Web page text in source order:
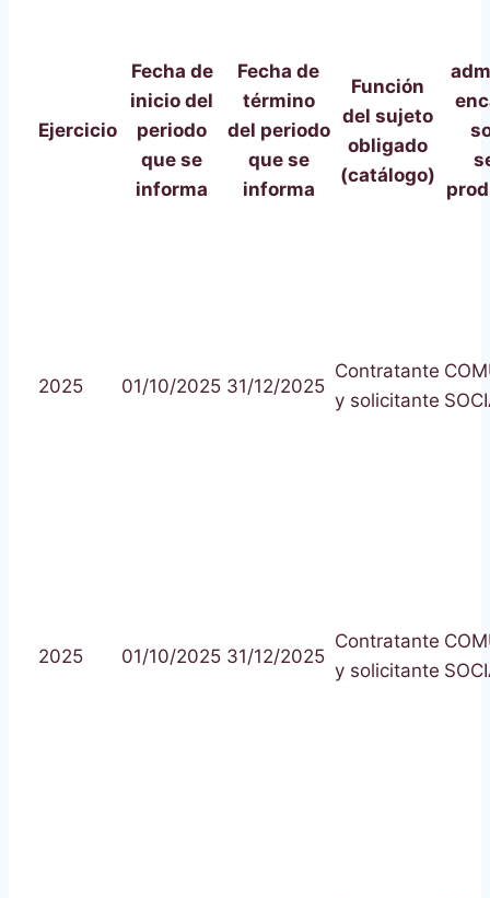
Ejercicio
Fecha de
inicio del
periodo
que se
informa
Fecha de
término
del periodo
que se
informa
Función
del sujeto
obligado
(catálogo)
2025 01/10/2025 31/12/2025
Contratante
y solicitante
2025 01/10/2025 31/12/2025
Contratante
y solicitante